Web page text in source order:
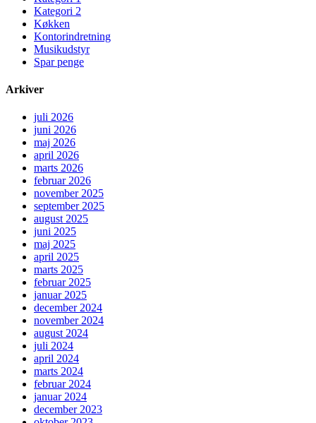
Kategori 2
Køkken
Kontorindretning
Musikudstyr
Spar penge
Arkiver
juli 2026
juni 2026
maj 2026
april 2026
marts 2026
februar 2026
november 2025
september 2025
august 2025
juni 2025
maj 2025
april 2025
marts 2025
februar 2025
januar 2025
december 2024
november 2024
august 2024
juli 2024
april 2024
marts 2024
februar 2024
januar 2024
december 2023